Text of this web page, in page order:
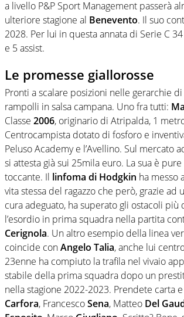
a livello P&P Sport Management passerà
ulteriore stagione al Benevento. Il suo
2028. Per lui in questa annata di Serie C
e 5 assist.
Le promesse giallorosse
Pronti a scalare posizioni nelle gerarchie di
rampolli in salsa campana. Uno fra tutti:
Classe 2006, originario di Atripalda, 1
Centrocampista dotato di fosforo e
Peluso Academy e l’Avellino. Sul mercato
si attesta già sui 25mila euro. La sua è
toccante. Il linfoma di Hodgkin ha messo
vita stessa del ragazzo che però, grazie ad
cura adeguato, ha superato gli ostacoli più
l’esordio in prima squadra nella partita
Cerignola. Un altro esempio della linea
coincide conAngelo Talia, anche lui
23enne ha compiuto la trafila nel vivaio
stabile della prima squadra dopo un
nella stagione 2022-2023. Prendete carta
Carfora, FrancescoSena, Matteo Del